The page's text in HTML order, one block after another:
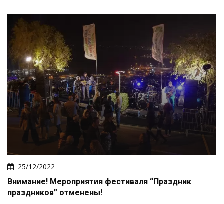
25/12/2022
Внимание! Мероприятия фестиваля “Праздник
праздников” отменены!